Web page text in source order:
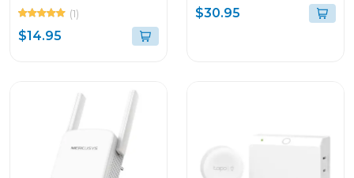
mbps mw300
(1)
$14.95
link backup re
$30.95